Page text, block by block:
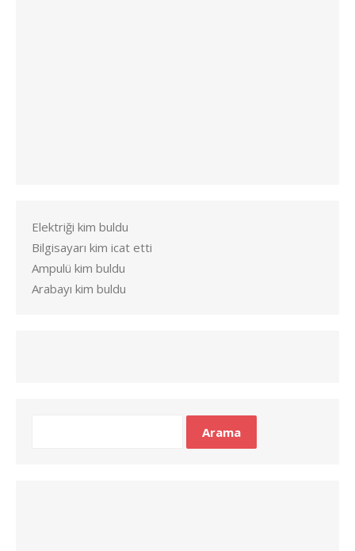
Elektriği kim buldu
Bilgisayarı kim icat etti
Ampulü kim buldu
Arabayı kim buldu